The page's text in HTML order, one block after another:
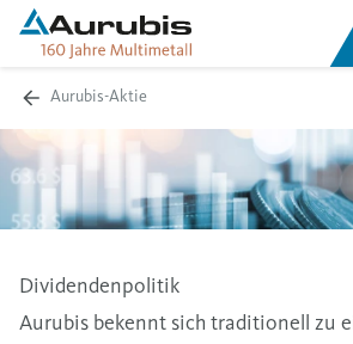
Aurubis-Aktie
Dividendenpolitik
Aurubis bekennt sich traditionell zu